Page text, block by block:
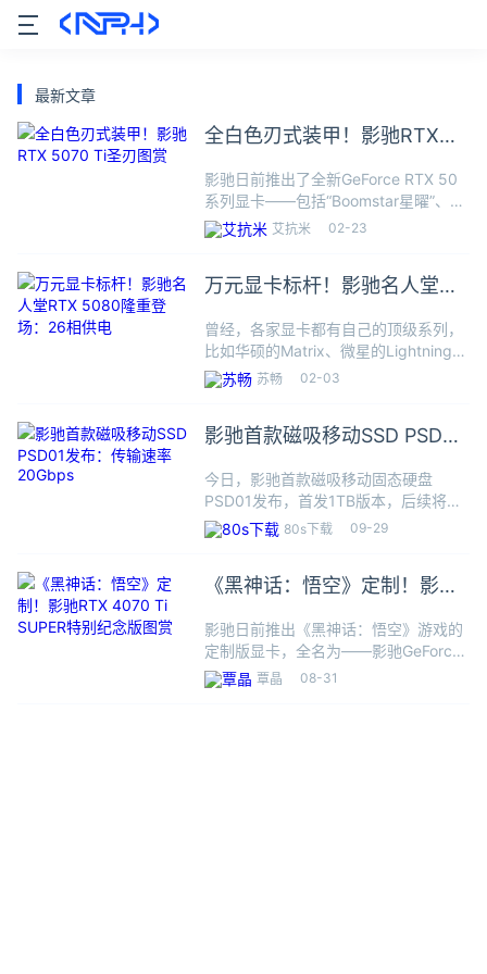
最新文章
全白色刃式装甲！影驰RTX
影驰日前推出了全新GeForce RTX 50
系列显卡——包括“Boomstar星曜”、
“MetalTop金属大师”、“大将”以及
“BLADE刃”。现在影驰RTX 5070 Ti圣
艾抗米 02-23
万元显卡标杆！影驰名人堂
电
曾经，各家显卡都有自己的顶级系列，
比如华硕的Matrix、微星的Lightning、
七彩虹的九段，但能坚持下来的不多
了。随着RTX 5080正式解禁，影驰旗
苏畅 02-03
影驰首款磁吸移动SSD PSD01
今日，影驰首款磁吸移动固态硬盘
PSD01发布，首发1TB版本，后续将相
继推出500GB、2TB版本，价格暂未公
布，享三年保修服务。影驰PSD01采用
率可
80s下载 09-29
《黑神话：悟空》定制！影驰
版图赏
影驰日前推出《黑神话：悟空》游戏的
定制版显卡，全名为——影驰GeForce
RTX 4070 Ti SUPER 特别纪念版。目
前该卡已在电商平台正式开启预售，首
覃晶 08-31